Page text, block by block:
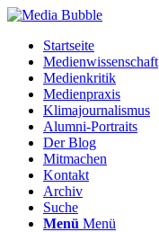
Startseite
Medienwissenschaft
Medienkritik
Medienpraxis
Klimajournalismus
Alumni-Portraits
Der Blog
Mitmachen
Kontakt
Archiv
Suche
Menü Menü